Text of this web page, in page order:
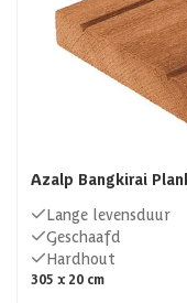
Azalp Bangkirai
Lange levensduur
Geschaafd
Hardhout
305 x 20 cm